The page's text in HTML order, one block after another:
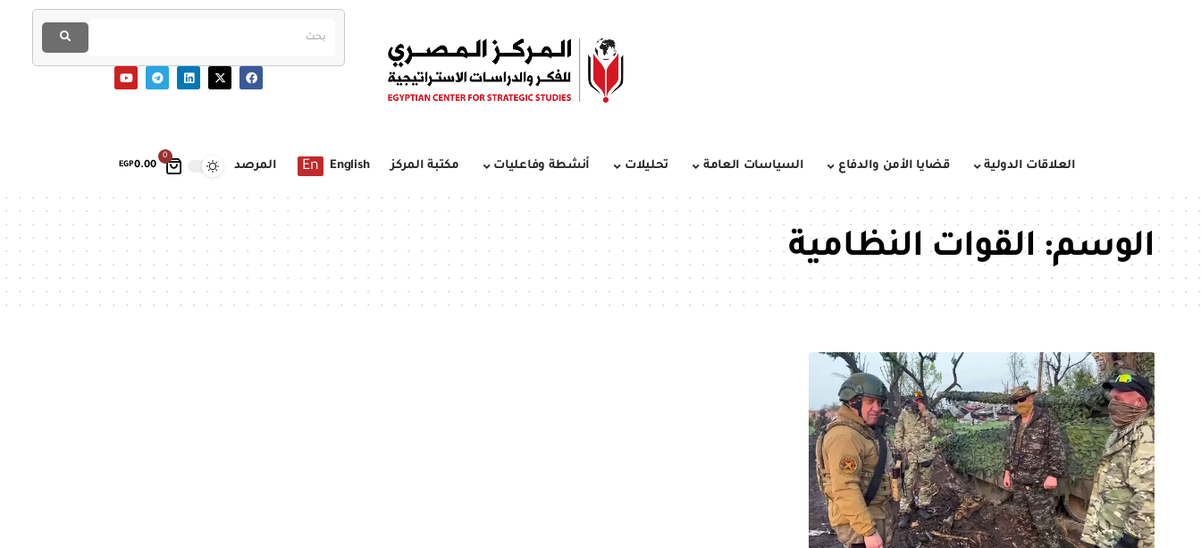
0
EGP0.00 العلاقات الدولية قضايا الأمن والدفاع السياسات العامة تحليلات أنشطة وفاعليات مكتبة المركز English
En المرصد
الوسم:القوات النظامية